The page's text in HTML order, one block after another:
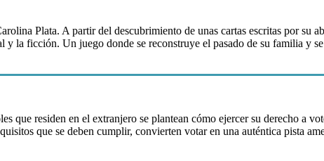
Plata. A partir del descubrimiento de unas cartas escritas por su
la ficción. Un juego donde se reconstruye el pasado de su familia y
que residen en el extranjero se plantean cómo ejercer su derecho a
que se deben cumplir, convierten votar en una auténtica pista